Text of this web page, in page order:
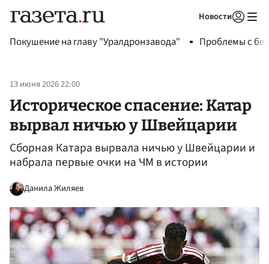
Новости
Покушение на главу "Уралдронзавода" Проблемы с
13 июня 2026 22:00
Историческое спасение: Катар
вырвал ничью у Швейцарии
Сборная Катара вырвала ничью у Швейцарии и
набрала первые очки на ЧМ в истории
Данила Жиляев